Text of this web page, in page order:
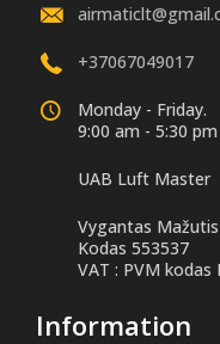
+37067049017
Monday - Friday.
9:00 am - 5:30 pm
UAB Luft Master
Vygantas Mažutis
Kodas 553537
VAT : PVM kodas
Information